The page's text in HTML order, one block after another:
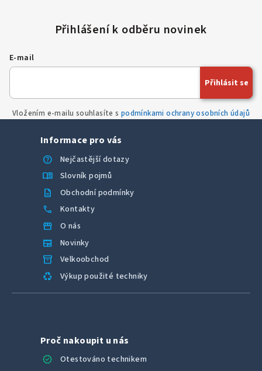
E-mail
Vložením e-mailu souhlasíte s podmínkami ochrany osobních údajů
Přihlásit se
Informace pro vás
help
Nejčastější dotazy
menu_book Slovník pojmů
description Obchodní podmínky
call Kontakty
storefront O nás
newspaper Novinky
inventory_2 Velkoobchod
recycling Výkup použité techniky
Proč nakoupit u nás
verified
Otestováno technikem